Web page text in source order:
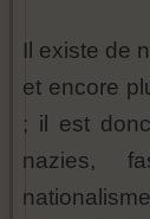
Il existe de
et encore
; il est
nazies,